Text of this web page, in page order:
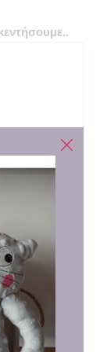
characters remaining